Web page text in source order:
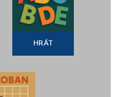
HRÁT